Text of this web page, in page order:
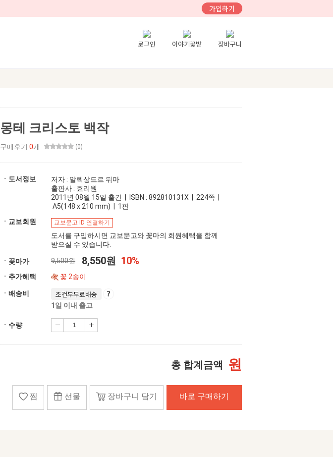
가입하기
로그인 이야기꽃밭 장바구니
몽테 크리스토 백작
구매후기 0개 (0)
ㆍ도서정보
저자 : 알렉상드르 뒤마
출판사 : 효리원
2011년 08월 15일 출간 | ISBN : 892810131X | 224쪽 |
A5(148 x 210 mm) | 1판
ㆍ교보회원
교보문고 ID 연결하기
도서를 구입하시면 교보문고와 꽃마의 회원혜택을 함께
받으실 수 있습니다.
ㆍ꽃마가 9,500원 8,550원 10%
ㆍ추가혜택 꽃 2송이
ㆍ배송비 조건부무료배송
1일 이내 출고
ㆍ수량
총 합계금액 원
찜 선물 장바구니 담기 바로 구매하기